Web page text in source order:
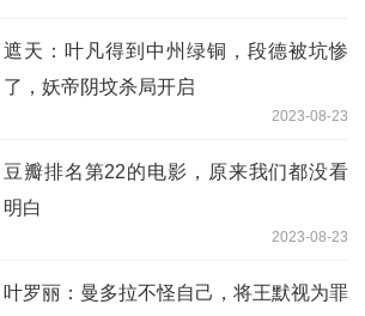
遮天：叶凡得到中州绿铜，段德被坑惨
了，妖帝阴坟杀局开启
2023-08-23
豆瓣排名第22的电影，原来我们都没看
明白
2023-08-23
叶罗丽：曼多拉不怪自己，将王默视为罪